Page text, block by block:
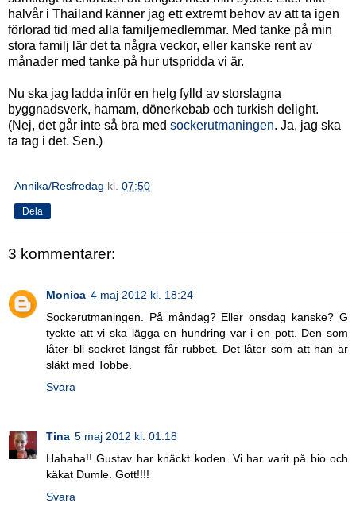
halvår i Thailand känner jag ett extremt behov av att ta igen
förlorad tid med alla familjemedlemmar. Med tanke på min
stora familj lär det ta några veckor, eller kanske rent av
månader med tanke på hur utspridda vi är.
Nu ska jag ladda inför en helg fylld av storslagna
byggnadsverk, hamam, dönerkebab och turkish delight.
(Nej, det går inte så bra med sockerutmaningen. Ja, jag ska
ta tag i det. Sen.)
Annika/Resfredag kl. 07:50
Dela
3 kommentarer:
Monica 4 maj 2012 kl. 18:24
Sockerutmaningen. På måndag? Eller onsdag kanske? G
tyckte att vi ska lägga en hundring var i en pott. Den som
låter bli sockret längst får rubbet. Det låter som att han är
släkt med Tobbe.
Svara
Tina 5 maj 2012 kl. 01:18
Hahaha!! Gustav har knäckt koden. Vi har varit på bio och
käkat Dumle. Gott!!!!
Svara